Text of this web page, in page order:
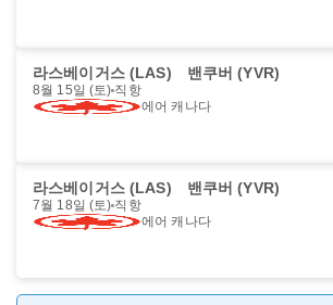
라스베이거스 (LAS) 밴쿠버 (YVR)
8월 15일 (토) 직항
에어 캐나다
라스베이거스 (LAS) 밴쿠버 (YVR)
7월 18일 (토) 직항
에어 캐나다